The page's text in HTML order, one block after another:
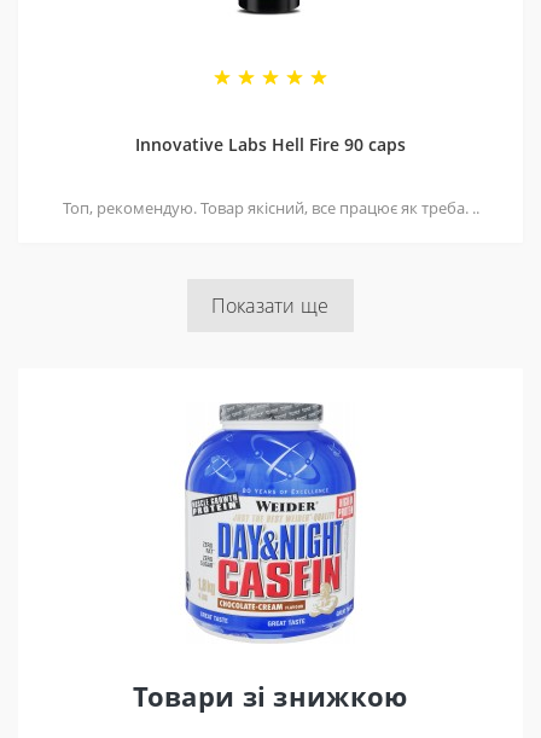
Innovative Labs Hell Fire 90 caps
Топ, рекомендую. Товар якісний, все працює як треба. ..
Показати ще
Товари зі знижкою